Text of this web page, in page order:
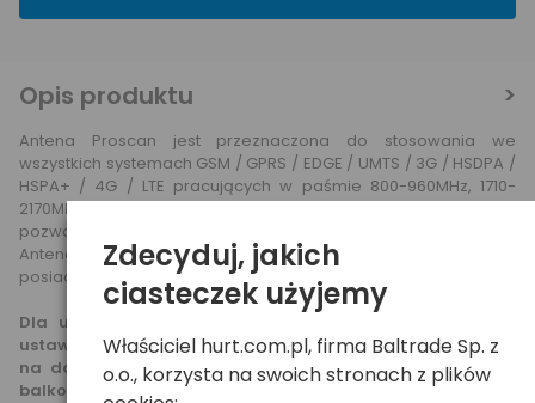
Opis produktu
Antena Proscan jest przeznaczona do stosowania we
wszystkich systemach GSM / GPRS / EDGE / UMTS / 3G / HSDPA /
HSPA+ / 4G / LTE pracujących w paśmie 800-960MHz, 1710-
2170MHz, 2500-2700MHz. Antena posiada wzmocnienie 9dBi co
pozwala w większości sytuacji uzyskiwać stabilne połączenie.
Antena jest odporna na działanie warunków atmosferycznych i
posiada podstawę magnetyczną.
Dla uzyskania najlepszego efektu antena powinna być
ustawiona w bardziej korzystnym miejscu niż modem, np.
na dachu samochodu, na parapiecie okna lub barierce
balkonu.
Zdecyduj, jakich
ciasteczek użyjemy
Właściciel hurt.com.pl, firma Baltrade Sp. z
o.o., korzysta na swoich stronach z plików